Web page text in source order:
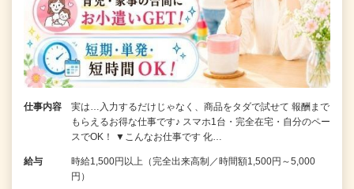
仕事内容
実は…入力するだけじゃなく、商品をタダで試せて 報酬まで
もらえるお得な仕事です♪ スマホ1台・完全在宅・自分のペー
スでOK！ ▼こんなお仕事です 化…
給与
時給1,500円以上（完全出来高制／時間額1,500円～5,000
円）